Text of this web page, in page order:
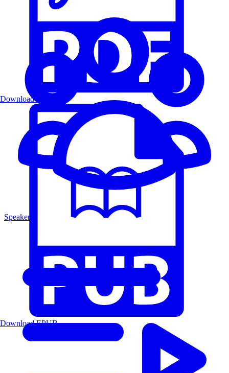
Speakers
Download PDF
Download EPUB